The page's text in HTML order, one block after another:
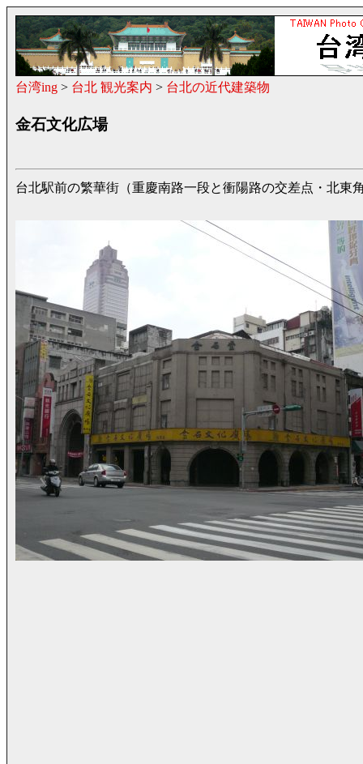
台湾ing > 台北 観光案内 > 台北の近代建築物
金石文化広場
台北駅前の繁華街（重慶南路一段と衝陽路の交差点・北東